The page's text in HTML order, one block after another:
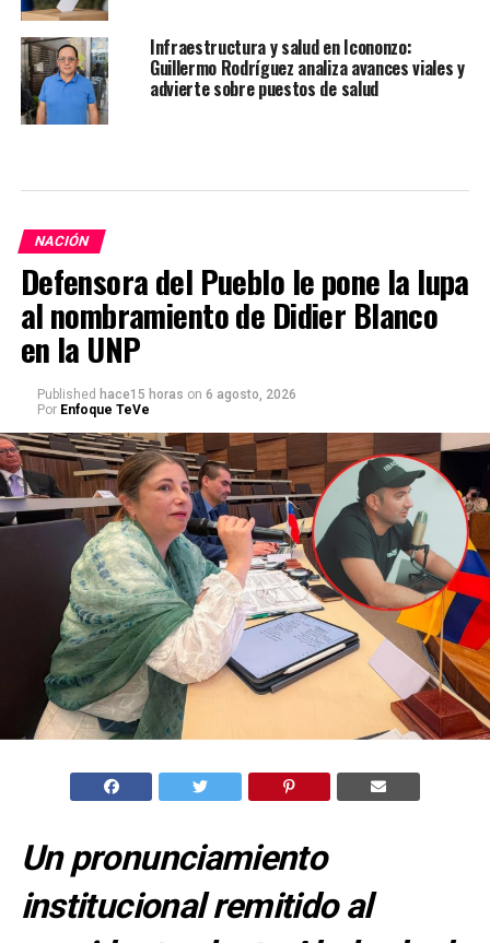
Infraestructura y salud en Icononzo:
Guillermo Rodríguez analiza avances viales y
advierte sobre puestos de salud
NACIÓN
Defensora del Pueblo le pone la lupa
al nombramiento de Didier Blanco
en la UNP
Published hace15 horas on 6 agosto, 2026
Por Enfoque TeVe
Un pronunciamiento
institucional remitido al